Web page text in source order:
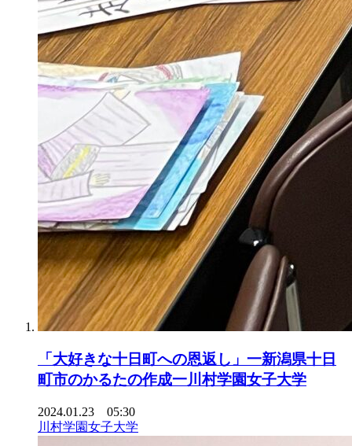
「大好きな十日町への恩返し」一新潟県十日
町市のかるたの作成一川村学園女子大学
2024.01.23 05:30
川村学園女子大学